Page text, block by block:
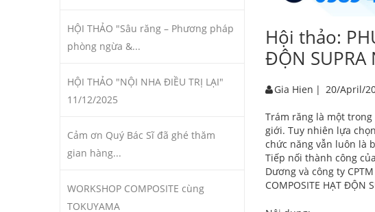
HỘI THẢO "Sâu răng – Phương pháp
phòng ngừa &...
HỘI THẢO "NỘI NHA ĐIỀU TRỊ LẠI"
11/12/2025
Cảm ơn Quý Bác Sĩ đã ghé thăm
gian hàng...
WORKSHOP COMPOSITE cùng
TOKUYAMA
Hội thảo:
ĐỘN SUPRA
Gia Hien | 20/April/
Trám răng là một
giới. Tuy nhiên lựa
chức năng vẫn luôn là
Tiếp nối thành công
Dương và công ty
COMPOSITE HẠT ĐỘN